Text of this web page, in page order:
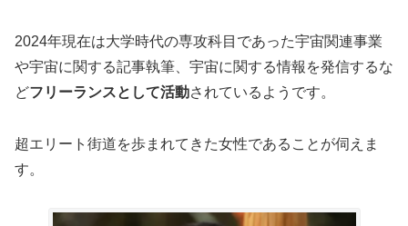
2024年現在は大学時代の専攻科目であった宇宙関連事業
や宇宙に関する記事執筆、宇宙に関する情報を発信するな
どフリーランスとして活動されているようです。
超エリート街道を歩まれてきた女性であることが伺えま
す。